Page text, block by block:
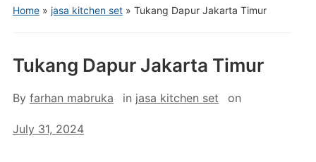
Home» jasa kitchen set» Tukang Dapur Jakarta Timur
Tukang Dapur Jakarta Timur
By farhan mabruka in jasa kitchen set on
July 31, 2024